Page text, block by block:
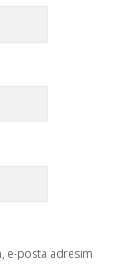
e-posta adresim